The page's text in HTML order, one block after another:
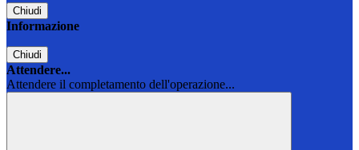
Chiudi
Informazione
Chiudi
Attendere...
Attendere il completamento dell'operazione...